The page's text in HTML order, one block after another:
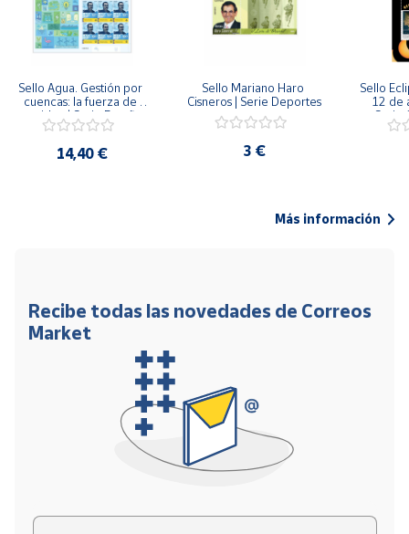
Sello Agua. Gestión por
cuencas: la fuerza de
una idea.| Serie España
ES| Pliego Premium
14,40 €
Sello Mariano Haro
Cisneros | Serie Deportes
3 €
Sello
12 de
Serie
Más información
Recibe todas las novedades de Correos
Market